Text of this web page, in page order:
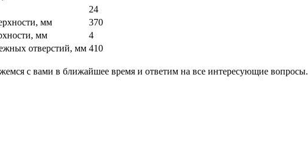
24
мм
370
мм
4
отверстий, мм 410
с вами в ближайшее время и ответим на все интересующие вопросы.